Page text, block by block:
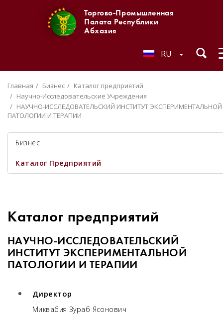
Торгово-Промышленная
Палата Республики
Абхазия
RU
Главная Бизнес
Каталог предприятий
Научно-Исследовательские Учреждения
НАУЧНО-ИССЛЕДОВАТЕЛЬСКИЙ ИНСТИТУТ ЭКСПЕРИМЕНТАЛЬНОЙ
ПАТОЛОГИИ И ТЕРАПИИ
Бизнес
Каталог Предприятий
Каталог предприятий
НАУЧНО-ИССЛЕДОВАТЕЛЬСКИЙ
ИНСТИТУТ ЭКСПЕРИМЕНТАЛЬНОЙ
ПАТОЛОГИИ И ТЕРАПИИ
Директор
Миквабия Зураб Ясонович